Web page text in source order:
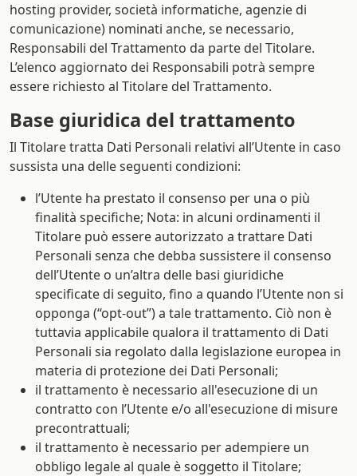
hosting provider, società informatiche, agenzie di
comunicazione) nominati anche, se necessario,
Responsabili del Trattamento da parte del Titolare.
L’elenco aggiornato dei Responsabili potrà sempre
essere richiesto al Titolare del Trattamento.
Base giuridica del trattamento
Il Titolare tratta Dati Personali relativi all’Utente in caso
sussista una delle seguenti condizioni:
l’Utente ha prestato il consenso per una o più
finalità specifiche; Nota: in alcuni ordinamenti il
Titolare può essere autorizzato a trattare Dati
Personali senza che debba sussistere il consenso
dell’Utente o un’altra delle basi giuridiche
specificate di seguito, fino a quando l’Utente non si
opponga (“opt-out”) a tale trattamento. Ciò non è
tuttavia applicabile qualora il trattamento di Dati
Personali sia regolato dalla legislazione europea in
materia di protezione dei Dati Personali;
il trattamento è necessario all'esecuzione di un
contratto con l’Utente e/o all'esecuzione di misure
precontrattuali;
il trattamento è necessario per adempiere un
obbligo legale al quale è soggetto il Titolare;